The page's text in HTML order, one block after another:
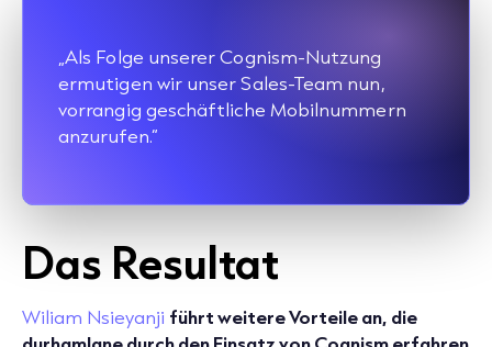
„Als Folge unserer Cognism-Nutzung
ermutigen wir unser Sales-Team nun,
vorrangig geschäftliche Mobilnummern
anzurufen.“
Das Resultat
Wiliam Nsieyanji führt weitere Vorteile an, die